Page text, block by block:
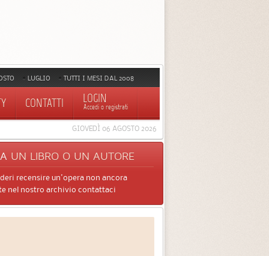
LUGLIO TUTTI I MESI DAL 2008
CONTATTI LOGIN
Accedi o registrati
GIOVEDÌ 06 AGOSTO 2026
UN LIBRO O UN AUTORE
recensire un'opera non ancora
nel nostro archivio contattaci